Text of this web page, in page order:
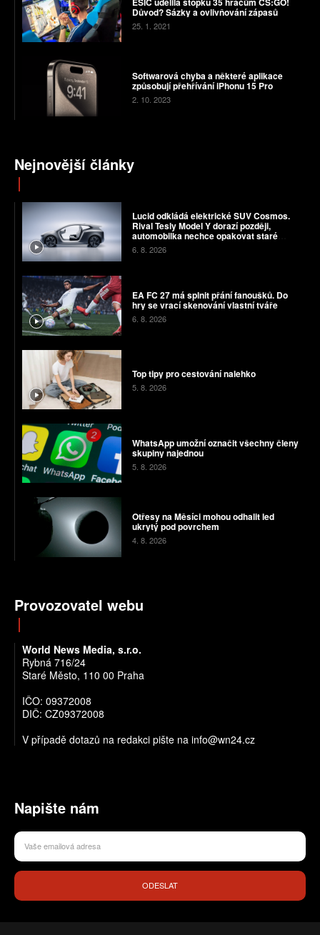
Důvod? Sázky a ovlivňování zápasů
25. 1. 2021
Softwarová chyba a některé aplikace
způsobují přehřívání iPhonu 15 Pro
2. 10. 2023
Nejnovější články
Lucid odkládá elektrické SUV Cosmos.
Rival Tesly Model Y dorazí později,
automobilka nechce opakovat staré
chyby
6. 8. 2026
EA FC 27 má splnit přání fanoušků. Do
hry se vrací skenování vlastní tváře
6. 8. 2026
Top tipy pro cestování nalehko
5. 8. 2026
WhatsApp umožní označit všechny členy
skupiny najednou
5. 8. 2026
Otřesy na Měsíci mohou odhalit led
ukrytý pod povrchem
4. 8. 2026
Provozovatel webu
World News Media, s.r.o.
Rybná 716/24
Staré Město, 110 00 Praha
IČO: 09372008
DIČ: CZ09372008
V případě dotazů na redakci pište na info@wn24.cz
Napište nám
ODESLAT